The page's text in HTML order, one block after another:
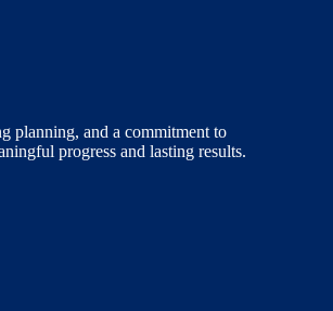
planning, and a commitment to
progress and lasting results.